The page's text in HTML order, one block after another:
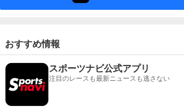
おすすめ情報
スポーツナビ公式アプリ
注目のレースも最新ニュースも逃さない